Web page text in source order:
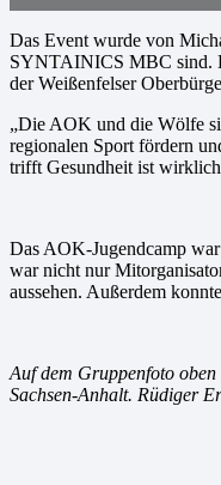
Das Event wurde von
SYNTAINICS MBC sind.
der Weißenfelser
„Die AOK und die Wölfe
regionalen Sport fördern
trifft Gesundheit ist
Das AOK-Jugendcamp
war nicht nur
aussehen. Außerdem
Auf dem Gruppenfoto
Sachsen-Anhalt. Rüdiger